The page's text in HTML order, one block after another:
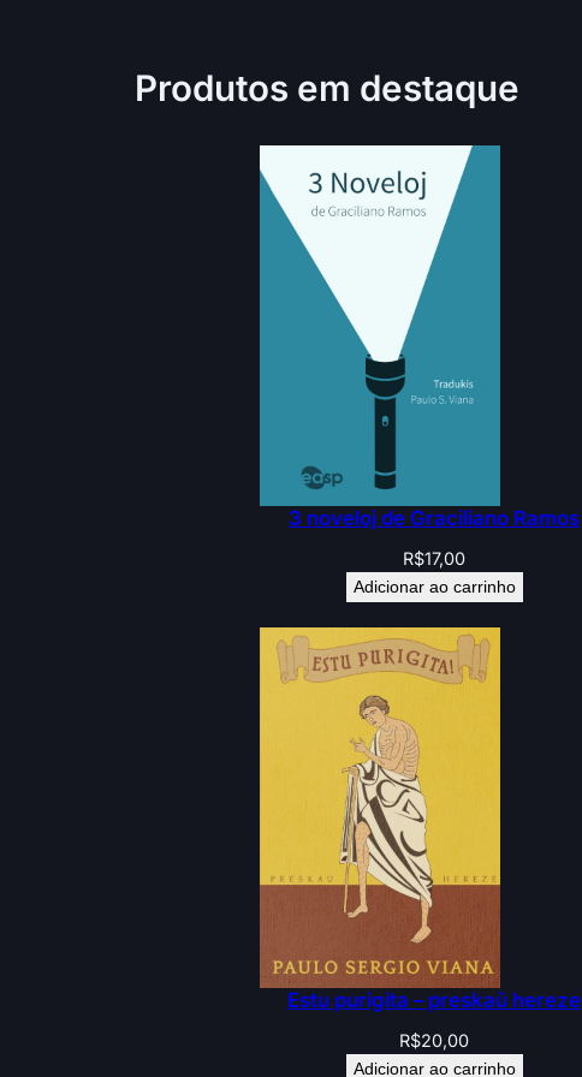
Produtos em destaque
3 noveloj de Graciliano Ramos
R$17,00
Adicionar ao carrinho
Estu purigita – preskaŭ hereze
R$20,00
Adicionar ao carrinho